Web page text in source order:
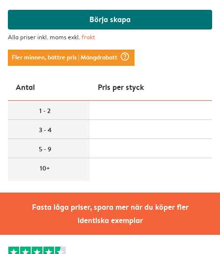
Fasta låga priser, spara mer när du köper fler
identiska exemplar
Börja skapa
Alla priser inkl. moms exkl.frakt
Fler minnen, bättre pris| Mängdrabatt question_mark_circle
Antal Pris per styck
1 - 2
3 - 4
5 - 9
10+